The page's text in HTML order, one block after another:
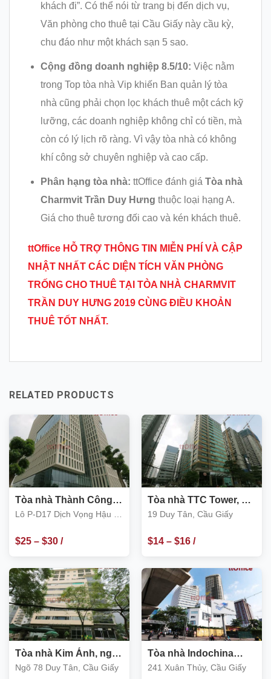
khách đi”. Có thể nói từ trang bị đến dịch vụ,
Văn phòng cho thuê tại Cầu Giấy này cầu kỳ,
chu đáo như một khách sạn 5 sao.
Cộng đồng doanh nghiệp 8.5/10: Việc nằm
trong Top tòa nhà Vip khiến Ban quản lý tòa
nhà cũng phải chọn lọc khách thuê một cách kỹ
lưỡng, các doanh nghiệp không chỉ có tiền, mà
còn có lý lịch rõ ràng. Vì vậy tòa nhà có không
khí công sở chuyên nghiệp và cao cấp.
Phân hạng tòa nhà: ttOffice đánh giá Tòa nhà
Charmvit Trần Duy Hưng thuộc loại hạng A.
Giá cho thuê tương đối cao và kén khách thuê.
ttOffice HỖ TRỢ THÔNG TIN MIỄN PHÍ VÀ CẬP
NHẬT NHẤT CÁC DIỆN TÍCH VĂN PHÒNG
TRỐNG CHO THUÊ TẠI TÒA NHÀ CHARMVIT
TRẦN DUY HƯNG 2019 CÙNG ĐIỀU KHOẢN
THUÊ TỐT NHẤT.
RELATED PRODUCTS
Tòa nhà Thành Công
Tower, Duy Tân- Dịch
Lô P-D17 Dịch Vọng Hậu –
$25– $30/
m2
Tòa nhà TTC Tower, 19
Duy Tân, Cầu Giấy
19 Duy Tân, Cầu Giấy
$14– $16/
m2
Tòa nhà Kim Ánh, ngõ
78 Duy Tân, Cầu Giấy
Ngõ 78 Duy Tân, Cầu Giấy
Tòa nhà Indochina
Plaza Hà Nội 241 Xuân
241 Xuân Thủy, Cầu Giấy